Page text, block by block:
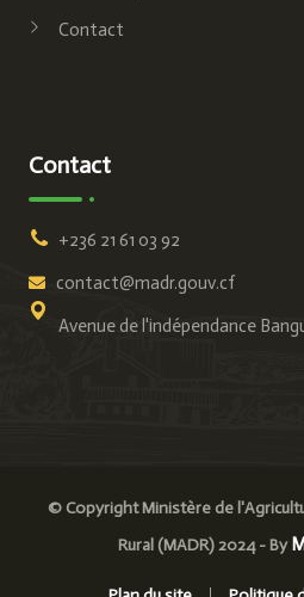
Contact
Contact
+236 21 61 03 92
contact@madr.gouv.cf
Avenue de l'indépendance
© Copyright Ministère de
Rural (MADR) 2024 - By